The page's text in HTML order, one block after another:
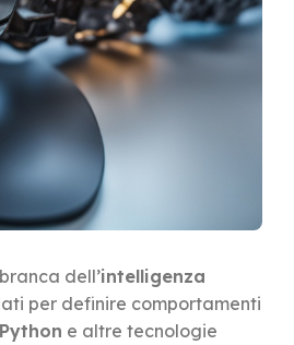
dell’intelligenza
per definire comportamenti
Python e altre tecnologie